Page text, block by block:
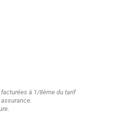
à 1/8ème du tarif